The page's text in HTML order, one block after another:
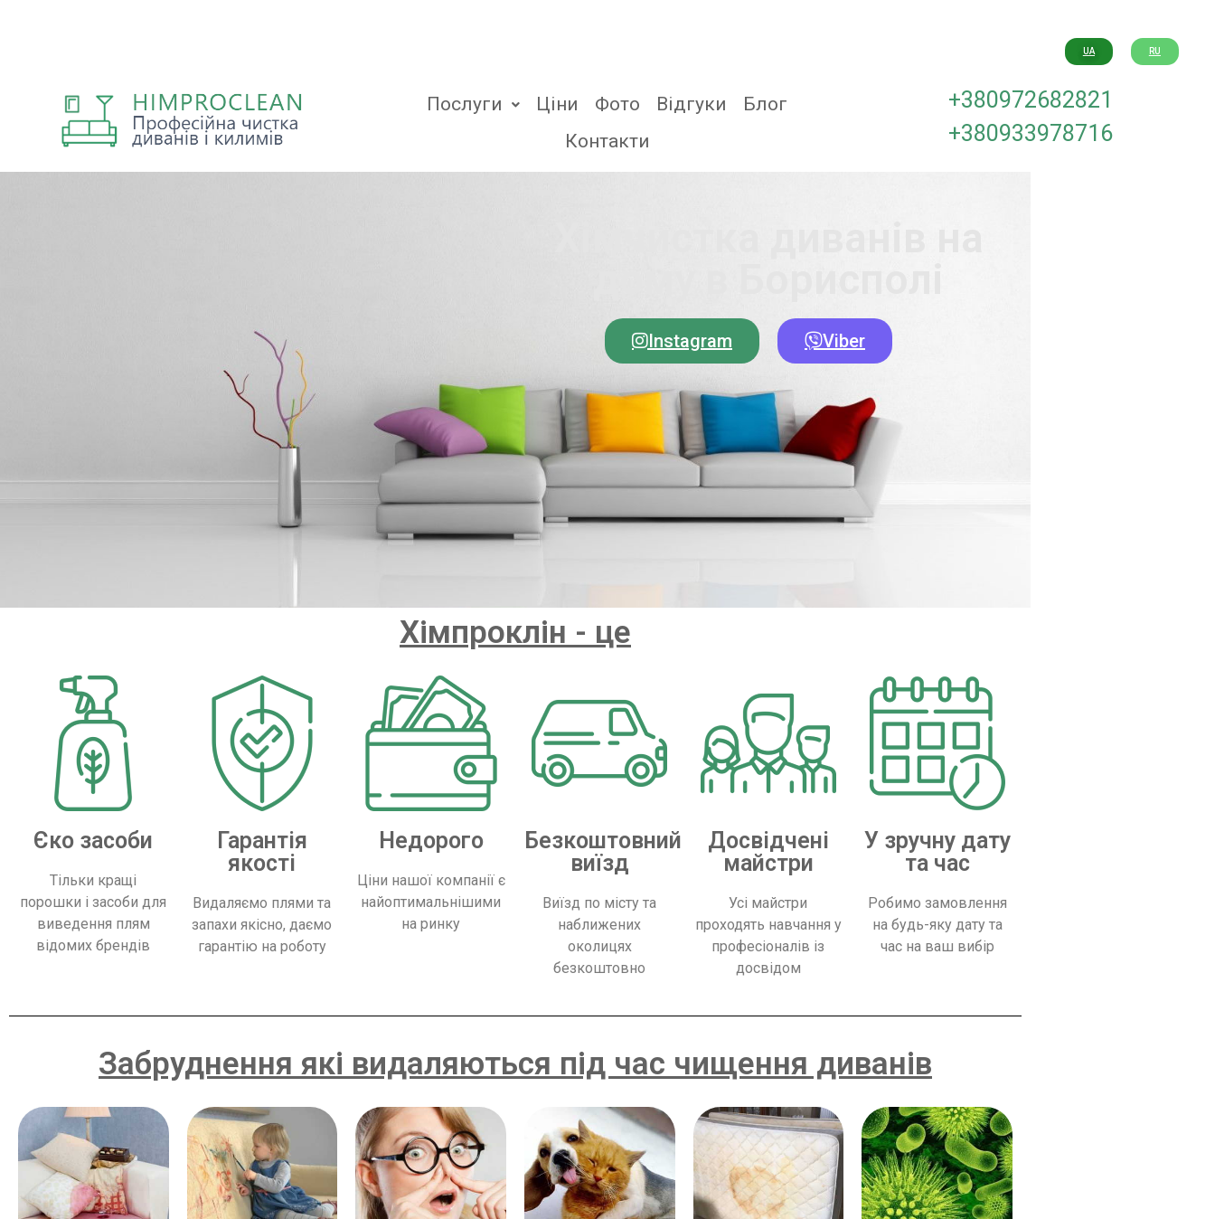
UA RU
Послуги Ціни Фото Відгуки
Блог
Контакти
+380972682821
+380933978716
Instagram Viber
Хімпроклін - це
Єко засоби
Тільки кращі
порошки і засоби для
виведення плям
відомих брендів
Гарантія
якості
Видаляємо плями та
запахи якісно, ​​даємо
гарантію на роботу
Недорого
Ціни нашої компанії є
найоптимальнішими
на ринку
Безкоштовний
виїзд
Виїзд по місту та
наближених
околицях
безкоштовно
Досвідчені
майстри
Усі майстри
проходять навчання у
професіоналів із
досвідом
У зручну дату
та час
Робимо замовлення
на будь-яку дату та
час на ваш вибір
Забруднення які видаляються під час чищення диванів